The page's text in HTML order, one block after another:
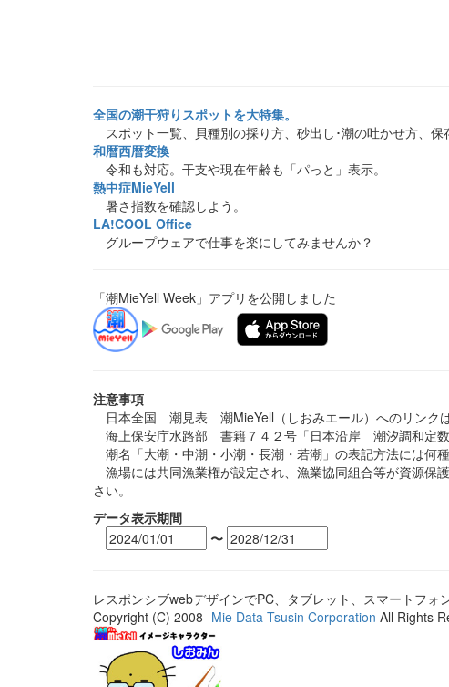
全国の潮干狩りスポットを大特集。
スポット一覧、貝種別の採り方、砂出し･潮の吐かせ方、保
和暦西暦変換
令和も対応。干支や現在年齢も「パっと」表示。
熱中症MieYell
暑さ指数を確認しよう。
LA!COOL Office
グループウェアで仕事を楽にしてみませんか？
「潮MieYell Week」アプリを公開しました
注意事項
日本全国 潮見表 潮MieYell（しおみエール）へのリンクは
海上保安庁水路部 書籍７４２号「日本沿岸 潮汐調和定
潮名「大潮・中潮・小潮・長潮・若潮」の表記方法には何
漁場には共同漁業権が設定され、漁業協同組合等が資源保
さい。
データ表示期間
〜
レスポンシブwebデザインでPC、タブレット、スマートフォ
Copyright (C) 2008- Mie Data Tsusin Corporation All Rights